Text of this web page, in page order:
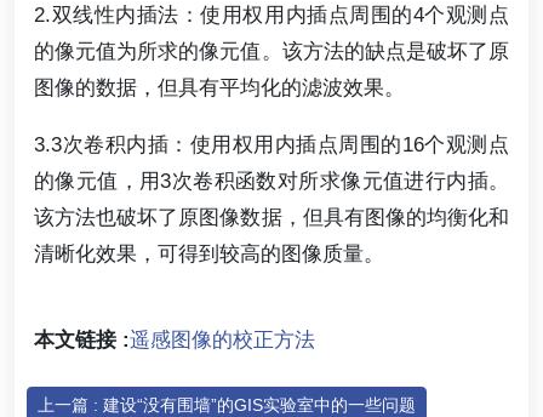
2.双线性内插法：使用权用内插点周围的4个观测点
的像元值为所求的像元值。该方法的缺点是破坏了原
图像的数据，但具有平均化的滤波效果。
3.3次卷积内插：使用权用内插点周围的16个观测点
的像元值，用3次卷积函数对所求像元值进行内插。
该方法也破坏了原图像数据，但具有图像的均衡化和
清晰化效果，可得到较高的图像质量。
本文链接 :遥感图像的校正方法
上一篇 : 建设“没有围墙”的GIS实验室中的一些问题